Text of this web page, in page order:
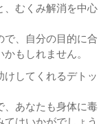
、むくみ解消を中心
で、自分の目的に合
もしれません。
けしてくれるデトッ
、あなたも身体に毒